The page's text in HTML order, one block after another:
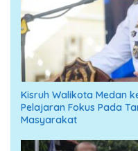
Kisruh Walikota Medan
Pelajaran Fokus Pada
Masyarakat